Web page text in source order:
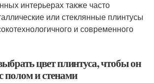
интерьерах также часто
или стеклянные плинтусы
и современного
цвет плинтуса, чтобы он
полом и стенами